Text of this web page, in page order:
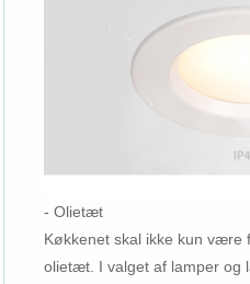
- Olietæt
Køkkenet skal ikke kun
olietæt. I valget af lamper og